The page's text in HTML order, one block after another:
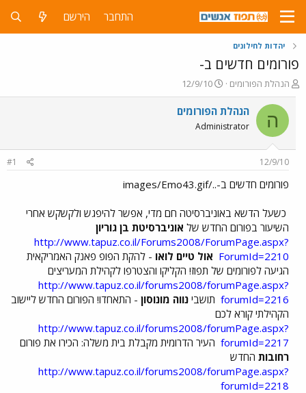
התחבר הירשם
יהדות לחילונים
פורומים חדשים ב-
פ
ו
ת
ח
ה
ו
ש
א
הנהלת הפורומים
פ
ו
ר
ם
ר
12/9/10
ה הנהלת הפורומים
Administrator
12/9/10
#1
פורומים חדשים ב-../images/Emo43.gif
כשעל הדשא באוניברסיטה חם מדי, אפשר להיפגש ולקשקש אחרי
השיעור בפורום החדש של אוניברסיטת בן גוריון
http://www.tapuz.co.il/Forums2008/ForumPage.aspx?
ForumId=2210 אול טיים לואו - להקת הפופ פאנק האמריקאית
הגיעה לפורומים של תפוז! הקליקו והצטרפו לקהילת המעריצים
http://www.tapuz.co.il/forums2008/forumPage.aspx?
forumId=2216 תושבי נווה מונוסון - התאחדו! הפורום החדש ליישוב
הקהילתי קורא לכם
http://www.tapuz.co.il/forums2008/forumPage.aspx?
forumId=2217 העיר הדרומית מקבלת בית משלה: הכירו את פורום
רחובות החדש
http://www.tapuz.co.il/forums2008/forumPage.aspx?
forumId=2218